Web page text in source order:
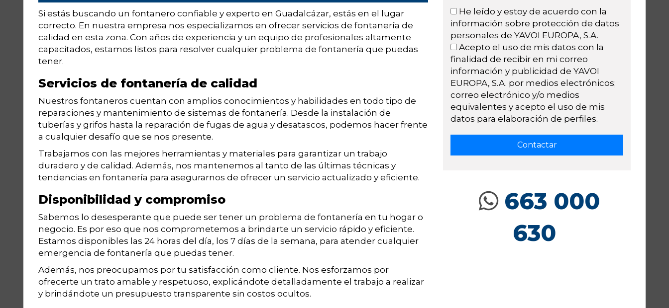
Si estás buscando un fontanero confiable y experto en Guadalcázar, estás en el lugar
correcto. En nuestra empresa nos especializamos en ofrecer servicios de fontanería de
calidad en esta zona. Con años de experiencia y un equipo de profesionales altamente
capacitados, estamos listos para resolver cualquier problema de fontanería que puedas
tener.
Servicios de fontanería de calidad
Nuestros fontaneros cuentan con amplios conocimientos y habilidades en todo tipo de
reparaciones y mantenimiento de sistemas de fontanería. Desde la instalación de
tuberías y grifos hasta la reparación de fugas de agua y desatascos, podemos hacer frente
a cualquier desafío que se nos presente.
Trabajamos con las mejores herramientas y materiales para garantizar un trabajo
duradero y de calidad. Además, nos mantenemos al tanto de las últimas técnicas y
tendencias en fontanería para asegurarnos de ofrecer un servicio actualizado y eficiente.
Disponibilidad y compromiso
Sabemos lo desesperante que puede ser tener un problema de fontanería en tu hogar o
negocio. Es por eso que nos comprometemos a brindarte un servicio rápido y eficiente.
Estamos disponibles las 24 horas del día, los 7 días de la semana, para atender cualquier
emergencia de fontanería que puedas tener.
Además, nos preocupamos por tu satisfacción como cliente. Nos esforzamos por
ofrecerte un trato amable y respetuoso, explicándote detalladamente el trabajo a realizar
y brindándote un presupuesto transparente sin costos ocultos.
He leído y estoy de acuerdo con la
información sobre protección de datos
personales de YAVOI EUROPA, S.A.
Acepto el uso de mis datos con la
finalidad de recibir en mi correo
información y publicidad de YAVOI
EUROPA, S.A. por medios electrónicos;
correo electrónico y/o medios
equivalentes y acepto el uso de mis
datos para elaboración de perfiles.
663 000
630